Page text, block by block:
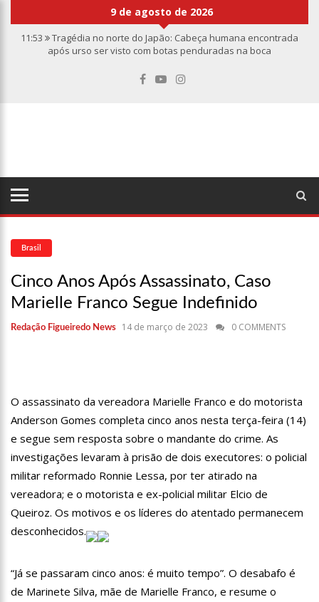
9 de agosto de 2026
11:53
Tragédia no norte do Japão: Cabeça humana encontrada
após urso ser visto com botas penduradas na boca
esquartejada em Manaus; relembre os fatos
Ucrânia
10:26
15:34 Faustão deixa Band após 1 ano e meio na emissora
12:49 Padrasto é pego assinando OnlyFans de enteada: “Me via
diz ministro
11:24 Campanha intensifica combate à violência sexual contra
crianças
11:10 Constituição e Lei Maria da Penha ganham tradução em
idioma indígena
Sine Manaus oferta 167 vagas de emprego nesta quinta-
feira, 18/5
10:49 Wilson Lima anuncia implantação de centro integrado para
atender crianças e adolescentes vítimas de violência
13:19
Professores do AM entram em greve e cobram reajuste
salarial de 25%
Brasil
Cinco Anos Após Assassinato, Caso
Marielle Franco Segue Indefinido
Redação Figueiredo News 14 de março de 2023 0 COMMENTS
O assassinato da vereadora Marielle Franco e do motorista
Anderson Gomes completa cinco anos nesta terça-feira (14)
e segue sem resposta sobre o mandante do crime. As
investigações levaram à prisão de dois executores: o policial
militar reformado Ronnie Lessa, por ter atirado na
vereadora; e o motorista e ex-policial militar Elcio de
Queiroz. Os motivos e os líderes do atentado permanecem
desconhecidos.
“Já se passaram cinco anos: é muito tempo”. O desabafo é
de Marinete Silva, mãe de Marielle Franco, e resume o